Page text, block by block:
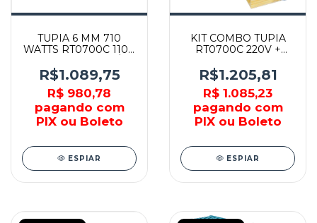
TUPIA 6 MM 710
WATTS RT0700C 110V
MAKITA
R$1.089,75
R$ 980,78
pagando com
PIX ou Boleto
ESPIAR
KIT COMBO TUPIA
RT0700C 220V +
NOVE54 - MAKITA
R$1.205,81
R$ 1.085,23
pagando com
PIX ou Boleto
ESPIAR